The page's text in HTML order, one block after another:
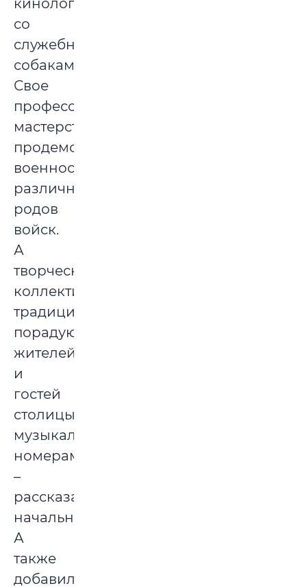
кинологи
со
служебными
собаками.
Свое
профессиональное
мастерство
продемонстрируют
военнослужащие
различных
родов
войск.
А
творческие
коллективы
традиционно
порадуют
жителей
и
гостей
столицы
музыкальными
номерами»,
–
рассказал
начальник.
А
также
добавил,